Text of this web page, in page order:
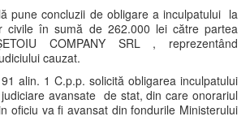
pune concluzii de obligare a inculpatului la
civile în sumă de 262.000 lei către partea
COMPANY SRL , reprezentând
cauzat.
alin. 1 C.p.p. solicită obligarea inculpatului
avansate de stat, din care onorariul
oficiu va fi avansat din fondurile Ministerului